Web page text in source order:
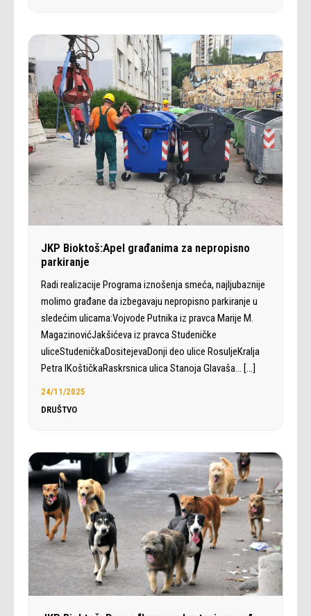
JKP Bioktoš:Apel građanima za nepropisno
parkiranje
Radi realizacije Programa iznošenja smeća, najljubaznije
molimo građane da izbegavaju nepropisno parkiranje u
sledećim ulicama:Vojvode Putnika iz pravca Marije M.
MagazinovićJakšićeva iz pravca Studeničke
uliceStudeničkaDositejevaDonji deo ulice RosuljeKralja
Petra IKoštičkaRaskrsnica ulica Stanoja Glavaša… […]
24/11/2025
DRUŠTVO